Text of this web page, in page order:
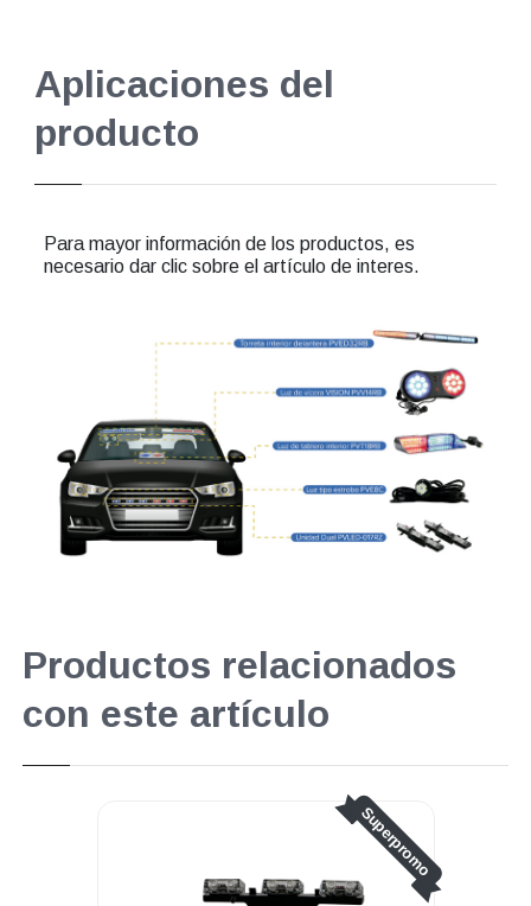
Aplicaciones del
producto
Para mayor información de los productos, es
necesario dar clic sobre el artículo de interes.
Productos relacionados
con este artículo